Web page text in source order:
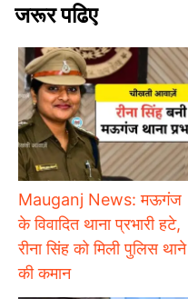
जरूर पढिए
Mauganj News: मऊगंज
के विवादित थाना प्रभारी हटे,
रीना सिंह को मिली पुलिस थाने
की कमान